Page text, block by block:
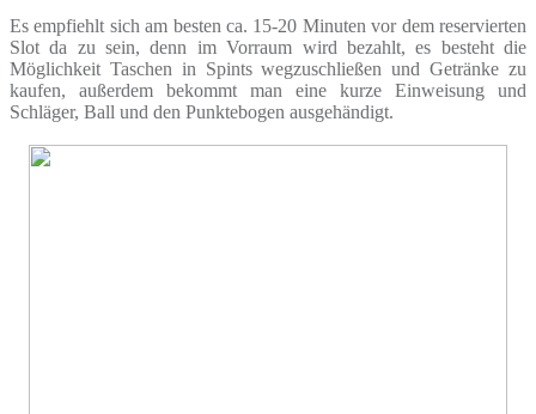
Es empfiehlt sich am besten ca. 15-20 Minuten vor dem reservierten
Slot da zu sein, denn im Vorraum wird bezahlt, es besteht die
Möglichkeit Taschen in Spints wegzuschließen und Getränke zu
kaufen, außerdem bekommt man eine kurze Einweisung und
Schläger, Ball und den Punktebogen ausgehändigt.